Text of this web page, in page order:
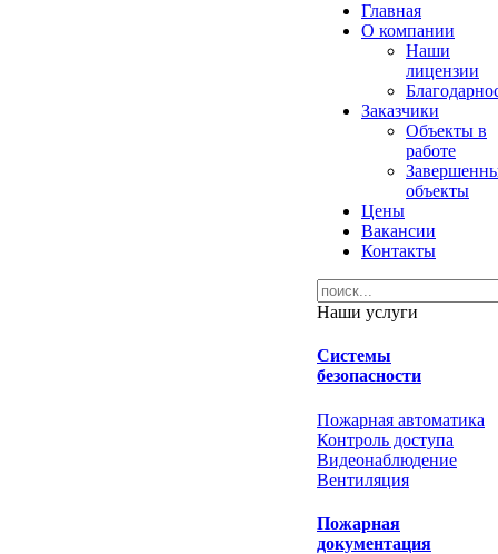
Главная
О компании
Наши
лицензии
Заказчики
Объекты в
работе
объекты
Цены
Вакансии
Контакты
Наши услуги
Системы
безопасности
Пожарная автоматика
Контроль доступа
Видеонаблюдение
Вентиляция
Пожарная
документация